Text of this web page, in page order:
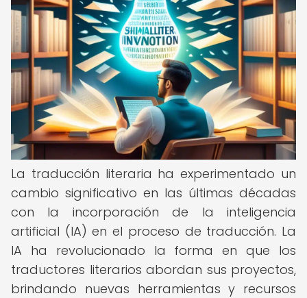
La traducción literaria ha experimentado un
cambio significativo en las últimas décadas
con la incorporación de la inteligencia
artificial (IA) en el proceso de traducción. La
IA ha revolucionado la forma en que los
traductores literarios abordan sus proyectos,
brindando nuevas herramientas y recursos